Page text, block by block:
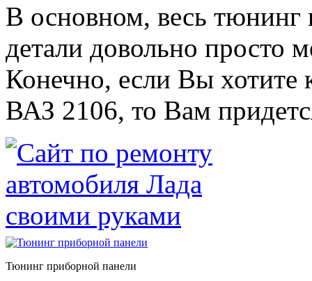
В основном, весь тюнинг
детали довольно просто
Конечно, если Вы хотите
ВАЗ 2106, то Вам
Тюнинг приборной панели